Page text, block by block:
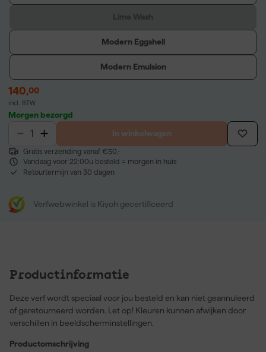
Modern Eggshell
Modern Emulsion
140,00
incl. BTW
Morgen bezorgd
In winkelwagen
Gratis verzending vanaf €50,-
Vandaag voor 22:00u besteld = morgen in huis
Retourtermijn van 30 dagen
Verfwebwinkel is Kiyoh gecertificeerd
Productinformatie
Deze verf wordt speciaal voor jou besteld en kan niet geannuleerd
of geretourneerd worden. Let op! Kleuren kunnen afwijken door
verschillen in beeldscherminstellingen.
Productomschrijving